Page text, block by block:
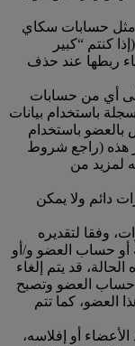
مثل حسابات سكاي
كنتم “كبير
ربطها عند حذف
أي من حسابات
باستخدام بيانات
باستخدام
هذه (راجع شروط
لمزيد من
دائم ولا يمكن
وفقا لتقديره
أو حساب العضو و/أو
قد يتم إلغاء
حساب العضو وتصبح
العضو، كما تتم
أو إفلاسه،